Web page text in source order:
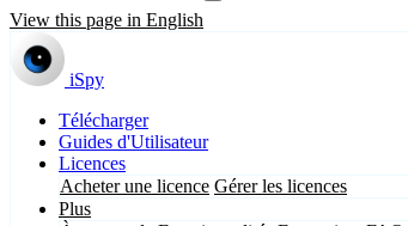
View this page in English
iSpy
Télécharger
Guides d'Utilisateur
Licences
Acheter une licence Gérer les licences
Plus